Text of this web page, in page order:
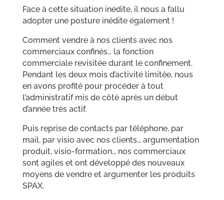
Face à cette situation inédite, il nous a fallu
adopter une posture inédite également !
Comment vendre à nos clients avec nos
commerciaux confinés… la fonction
commerciale revisitée durant le confinement.
Pendant les deux mois d’activité limitée, nous
en avons profité pour procéder à tout
l’administratif mis de côté après un début
d’année très actif.
Puis reprise de contacts par téléphone, par
mail, par visio avec nos clients… argumentation
produit, visio-formation… nos commerciaux
sont agiles et ont développé des nouveaux
moyens de vendre et argumenter les produits
SPAX.